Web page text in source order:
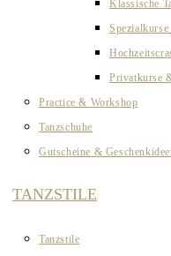
Klassische
Privatkurse
Practice & Workshop
Tanzschuhe
Gutscheine &
TANZSTILE
Tanzstile